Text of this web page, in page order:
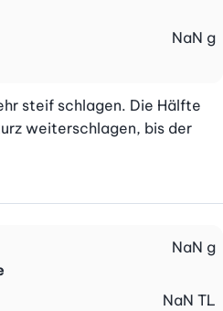
NaN g
steif schlagen. Die Hälfte
weiterschlagen, bis der
NaN g
NaN TL